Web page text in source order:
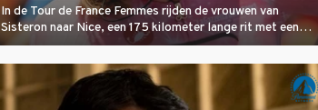
In de Tour de France Femmes rijden de vrouwen van
Sisteron naar Nice, een 175 kilometer lange rit met een
geleidelijke klim in het midden. Dat is mogelijk niet de
zwaarste hindernis, dat is de temperatuur. Het kan in Nice
namelijk bloedheet worden.